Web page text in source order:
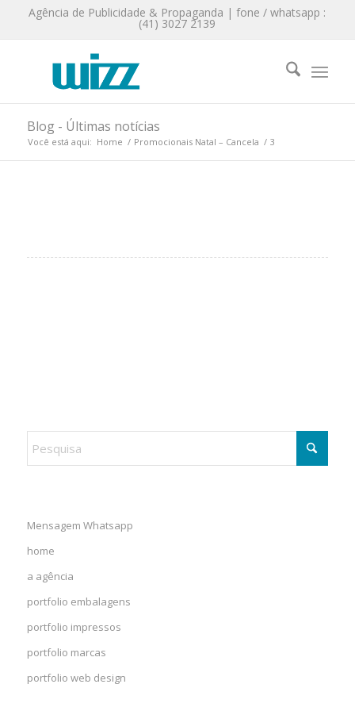
Agência de Publicidade & Propaganda | fone / whatsapp :
(41) 3027 2139
Blog - Últimas notícias
Você está aqui: Home / Promocionais Natal – Cancela / 3
Mensagem Whatsapp
home
a agência
portfolio embalagens
portfolio impressos
portfolio marcas
portfolio web design